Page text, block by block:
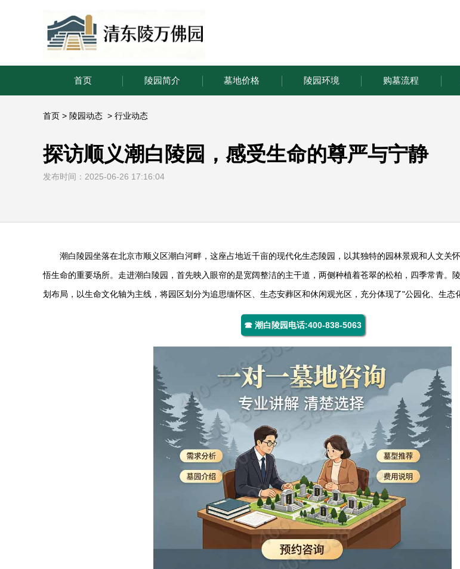
首页 陵园简介 墓地价格 陵园环境 购墓流程
首页 > 陵园动态 > 行业动态
探访顺义潮白陵园，感受生命的尊严与宁静
发布时间：2025-06-26 17:16:04
潮白陵园坐落在北京市顺义区潮白河畔，这座占地近千亩的现代化生态陵园，以其独特的园林景观和人文关
悟生命的重要场所。走进潮白陵园 ，首先映入眼帘的是宽阔整洁的主干道，两侧种植着苍翠的松柏，四季常青。
划布局，以生命文化轴为主线，将园区划分为追思缅怀区、生态安葬区和休闲观光区，充分体现了"公园化、生态
☎ 潮白陵园电话:400-838-5063